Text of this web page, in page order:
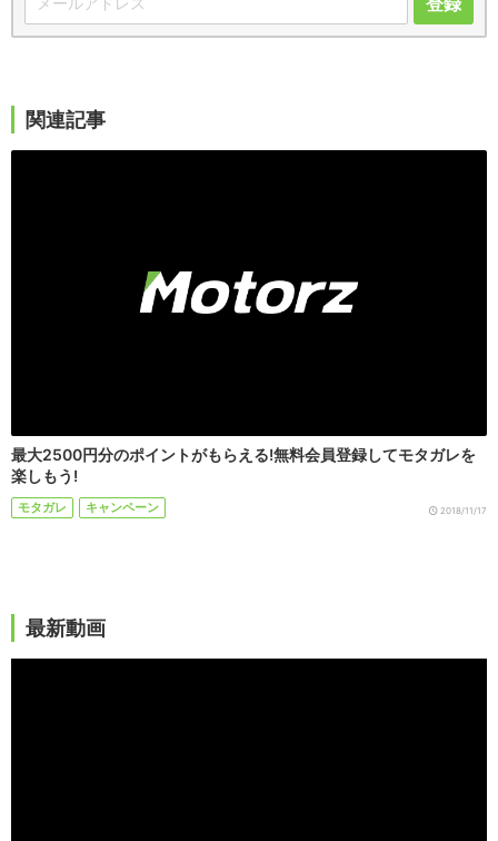
関連記事
最大2500円分のポイントがもらえる!無料会員登録してモタガレを
楽しもう!
モタガレ キャンペーン 2018/11/17
最新動画